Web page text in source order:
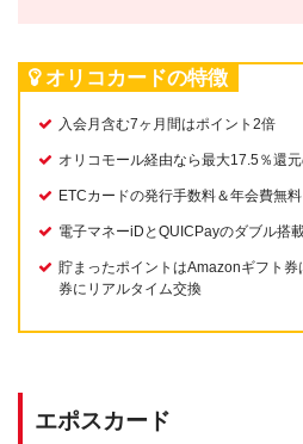
オリコカードの特徴
入会月含む7ヶ月間はポイント2倍
オリコモール経由なら最大17.5％還
ETCカードの発行手数料＆年会費無料
電子マネーiDとQUICPayのダブル搭
貯まったポイントはAmazonギフト
券にリアルタイム交換
エポスカード